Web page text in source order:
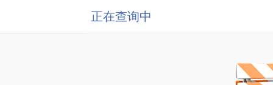
正在查询中